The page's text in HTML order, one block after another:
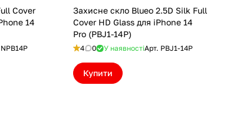
Cover
14
NPB14P
Захисне скло Blueo 2.5D Silk Full
Cover HD Glass для iPhone 14
Pro (PBJ1-14P)
4 0 У наявностіАрт. PBJ1-14P
Купити